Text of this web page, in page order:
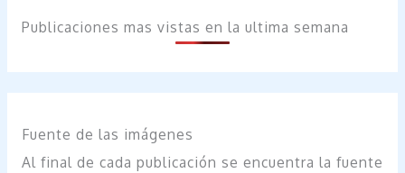
Publicaciones mas vistas en la ultima semana
Fuente de las imágenes
Al final de cada publicación se encuentra la fuente